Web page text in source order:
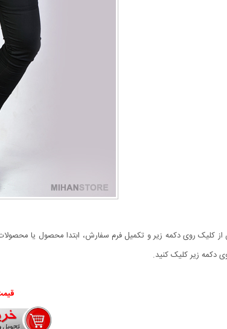
کلیک روی دکمه زیر و تکمیل فرم سفارش، ابتدا محصول یا
دکمه زیر کلیک کنید.